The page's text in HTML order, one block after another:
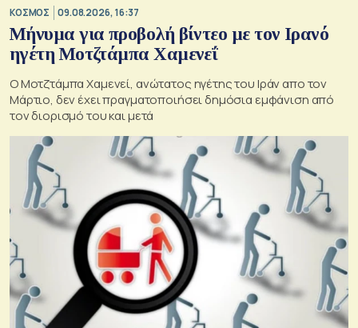
ΚΟΣΜΟΣ 09.08.2026, 16:37
Μήνυμα για προβολή βίντεο με τον Ιρανό
ηγέτη Μοτζτάμπα Χαμενεΐ
Ο Μοτζτάμπα Χαμενεί, ανώτατος ηγέτης του Ιράν απο τον
Μάρτιο, δεν έχει πραγματοποιήσει δημόσια εμφάνιση από
τον διορισμό του και μετά